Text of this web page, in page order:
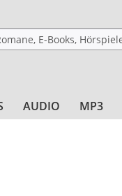
AUDIO MP3